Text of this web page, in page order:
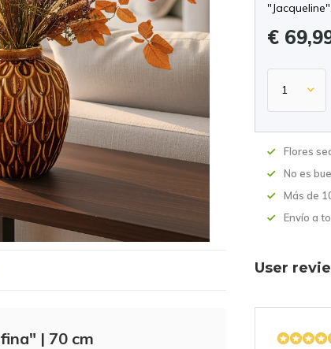
€
Flores
No es
Más de
Envío a
| 70 cm
User